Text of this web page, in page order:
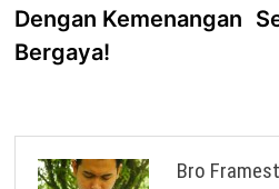
Dengan Kemenangan
Bergaya!
Bro